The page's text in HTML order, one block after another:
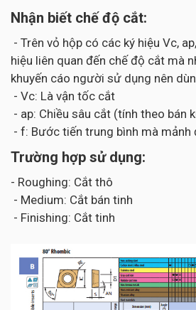
Nhận biết chế độ cắt:
- Trên vỏ hộp có các ký hiệu Vc,
hiệu liên quan đến chế độ cắt mà
khuyến cáo người sử dụng nên
- Vc: Là vận tốc cắt
- ap: Chiều sâu cắt (tính theo bán
- f: Bước tiến trung bình mà
Trường hợp sử dụng:
- Roughing: Cắt thô
- Medium: Cắt bán tinh
- Finishing: Cắt tinh